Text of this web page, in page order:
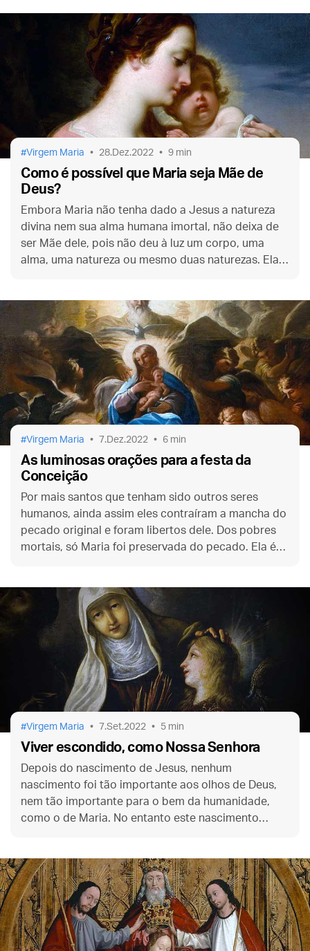
Virgem Maria 28.Dez.2022 9 min
Como é possível que Maria seja Mãe de
Deus?
Embora Maria não tenha dado a Jesus a natureza
divina nem sua alma humana imortal, não deixa de
ser Mãe dele, pois não deu à luz um corpo, uma
alma, uma natureza ou mesmo duas naturezas. Ela
Virgem Maria 7.Dez.2022 6 min
As luminosas orações para a festa da
Conceição
Por mais santos que tenham sido outros seres
humanos, ainda assim eles contraíram a mancha do
pecado original e foram libertos dele. Dos pobres
mortais, só Maria foi preservada do pecado. Ela é
Virgem Maria 7.Set.2022 5 min
Viver escondido, como Nossa Senhora
Depois do nascimento de Jesus, nenhum
nascimento foi tão importante aos olhos de Deus,
nem tão importante para o bem da humanidade,
como o de Maria. No entanto este nascimento